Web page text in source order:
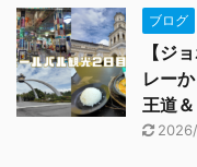
ブログ
【ジ
レー
王道